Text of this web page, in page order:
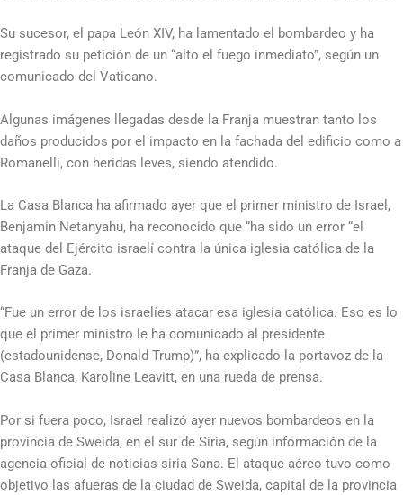
Su sucesor, el papa León XIV, ha lamentado el bombardeo y ha
registrado su petición de un “alto el fuego inmediato”, según un
comunicado del Vaticano.
Algunas imágenes llegadas desde la Franja muestran tanto los
daños producidos por el impacto en la fachada del edificio como a
Romanelli, con heridas leves, siendo atendido.
La Casa Blanca ha afirmado ayer que el primer ministro de Israel,
Benjamin Netanyahu, ha reconocido que “ha sido un error “el
ataque del Ejército israelí contra la única iglesia católica de la
Franja de Gaza.
“Fue un error de los israelíes atacar esa iglesia católica. Eso es lo
que el primer ministro le ha comunicado al presidente
(estadounidense, Donald Trump)”, ha explicado la portavoz de la
Casa Blanca, Karoline Leavitt, en una rueda de prensa.
Por si fuera poco, Israel realizó ayer nuevos bombardeos en la
provincia de Sweida, en el sur de Siria, según información de la
agencia oficial de noticias siria Sana. El ataque aéreo tuvo como
objetivo las afueras de la ciudad de Sweida, capital de la provincia